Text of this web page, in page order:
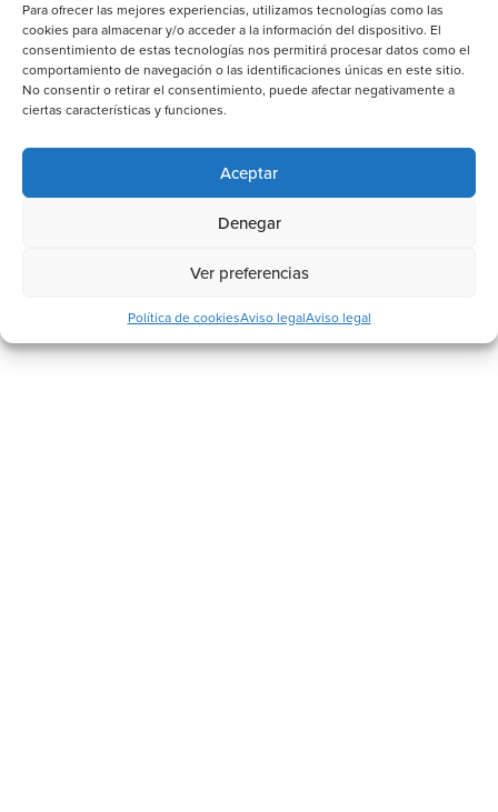
Para ofrecer las mejores experiencias, utilizamos tecnologías como las
cookies para almacenar y/o acceder a la información del dispositivo. El
consentimiento de estas tecnologías nos permitirá procesar datos como el
comportamiento de navegación o las identificaciones únicas en este sitio.
No consentir o retirar el consentimiento, puede afectar negativamente a
ciertas características y funciones.
Aceptar
Denegar
Ver preferencias
Política de cookiesAviso legalAviso legal